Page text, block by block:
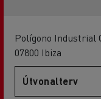
Polígono Industrial
07800 Ibiza
Útvonalterv